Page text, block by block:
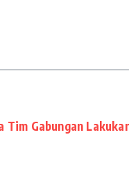
Tim Gabungan